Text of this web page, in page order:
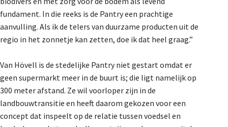
fundament. In die reeks is de Pantry een prachtige
aanvulling. Als ik de telers van duurzame producten uit de
regio in het zonnetje kan zetten, doe ik dat heel graag.”
Van Hövell is de stedelijke Pantry niet gestart omdat er
geen supermarkt meer in de buurt is; die ligt namelijk op
300 meter afstand. Ze wil voorloper zijn in de
landbouwtransitie en heeft daarom gekozen voor een
concept dat inspeelt op de relatie tussen voedsel en